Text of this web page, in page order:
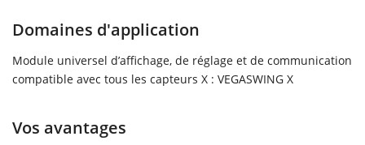
Domaines d'application
Module universel d’affichage, de réglage et de communication
compatible avec tous les capteurs X : VEGASWING X
Vos avantages